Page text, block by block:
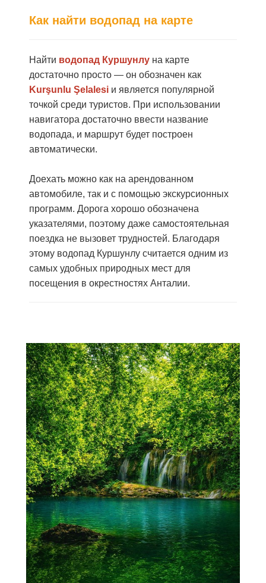
Как найти водопад на карте
Найти водопад Куршунлу на карте
достаточно просто — он обозначен как
Kurşunlu Şelalesi и является популярной
точкой среди туристов. При использовании
навигатора достаточно ввести название
водопада, и маршрут будет построен
автоматически.
Доехать можно как на арендованном
автомобиле, так и с помощью экскурсионных
программ. Дорога хорошо обозначена
указателями, поэтому даже самостоятельная
поездка не вызовет трудностей. Благодаря
этому водопад Куршунлу считается одним из
самых удобных природных мест для
посещения в окрестностях Анталии.